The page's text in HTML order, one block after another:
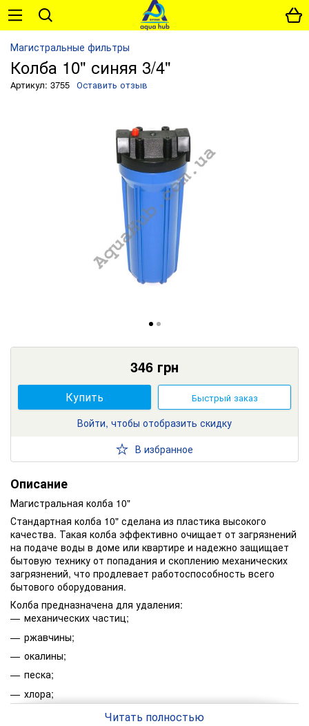
Магистральные фильтры
Колба 10" синяя 3/4"
Артикул: 3755 Оставить отзыв
346 грн
Купить Быстрый заказ
Войти, чтобы отобразить скидку
В избранное
Описание
Магистральная колба 10"
Стандартная колба 10" сделана из пластика высокого
качества. Такая колба эффективно очищает от загрязнений
на подаче воды в доме или квартире и надежно защищает
бытовую технику от попадания и скоплению механических
загрязнений, что продлевает работоспособность всего
бытового оборудования.
Колба предназначена для удаления:
механических частиц;
ржавчины;
окалины;
песка;
хлора;
Читать полностью